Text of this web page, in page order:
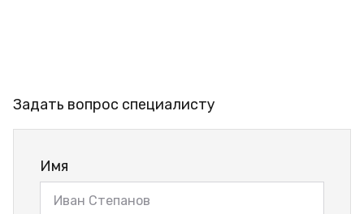
Задать вопрос специалисту
Имя